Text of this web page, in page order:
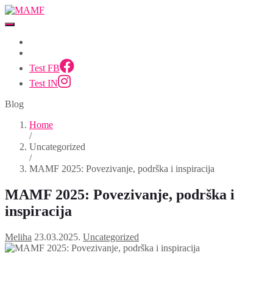
Test FB
Test IN
Blog
Home
/
Uncategorized
/
MAMF 2025: Povezivanje, podrška i inspiracija
MAMF 2025: Povezivanje, podrška i
inspiracija
Meliha 23.03.2025. Uncategorized